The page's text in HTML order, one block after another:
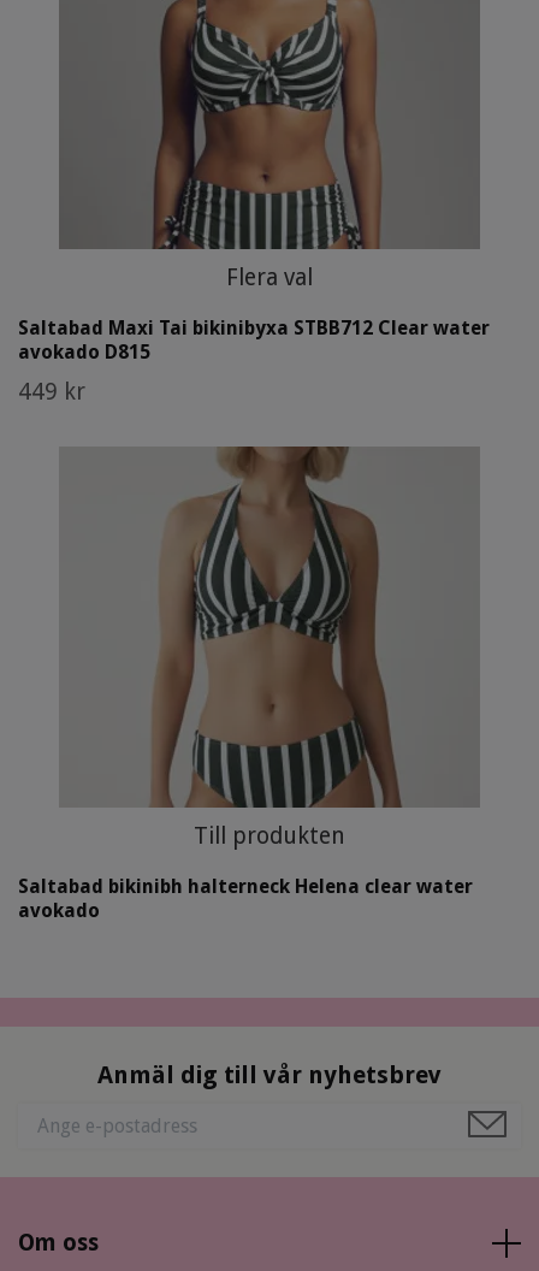
Flera val
Saltabad Maxi Tai bikinibyxa STBB712 Clear water
avokado D815
449 kr
Till produkten
Saltabad bikinibh halterneck Helena clear water
avokado
Anmäl dig till vår nyhetsbrev
Om oss